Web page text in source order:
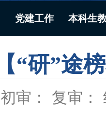
党建工作 本科生
【“研”途
初审： 复审：